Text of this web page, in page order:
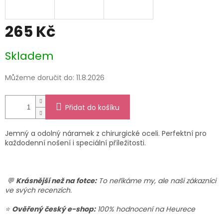
265 Kč
cena:
Skladem
Můžeme doručit do: 11.8.2026
Přidat do košíku
Jemný a odolný náramek z chirurgické oceli. Perfektní pro
každodenní nošení i speciální příležitosti.
💬 Krásnější než na fotce:To neříkáme my, ale naši zákazníci
ve svých recenzích.
⭐ Ověřený český e-shop:100% hodnocení na Heurece